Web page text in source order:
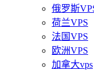
俄罗斯
荷兰VPS
法国VPS
欧洲VPS
加拿大vps